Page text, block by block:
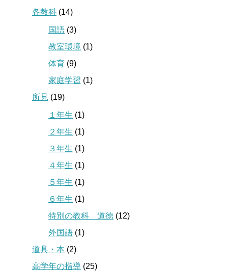
各教科 (14)
国語 (3)
教室環境 (1)
体育 (9)
家庭学習 (1)
所見 (19)
１年生 (1)
２年生 (1)
３年生 (1)
４年生 (1)
５年生 (1)
６年生 (1)
特別の教科 道徳 (12)
外国語 (1)
道具・本 (2)
高学年の指導 (25)